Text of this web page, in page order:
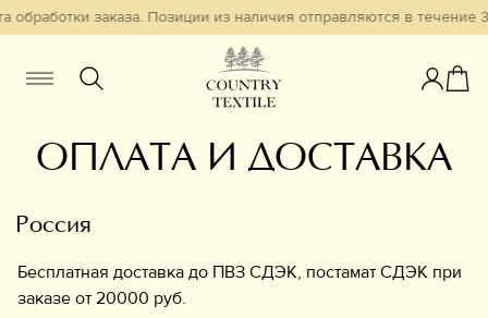
заказа. Позиции из наличия отправляются в течение
ЖенщинамМужчинам Детям
Смотреть всё
ОПЛАТА И ДОСТАВКА
Россия
Бесплатная доставка до ПВЗ СДЭК, постамат СДЭК при
заказе от 20000 руб.